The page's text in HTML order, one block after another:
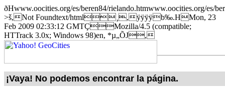
ðHwww.oocities.org/es/beren84/rielando.htmwww.oocities.org/
>š,Not Foundtext/html¸,ÿÿÿÿb‰.HMon, 23
Feb 2009 02:33:12 GMTÇMozilla/4.5 (compatible;
HTTrack 3.0x; Windows 98)en, *µ„ÕJ,
¡Vaya! No podemos encontrar la página.